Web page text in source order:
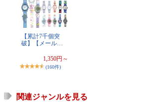
【累計7千個突
破】【メール…
1,350円～
(160件)
関連ジャンルを見る